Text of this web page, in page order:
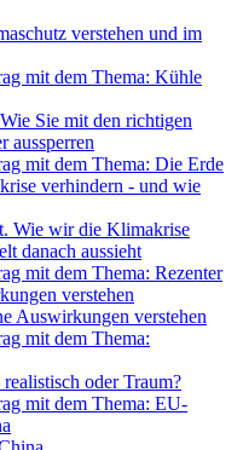
verstehen und im
Sie mit den richtigen
aussperren
Wie wir die Klimakrise
danach aussieht
Auswirkungen verstehen
oder Traum?